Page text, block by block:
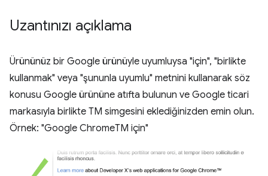
Uzantınızı açıklama
Ürününüz bir Google ürünüyle uyumluysa "için", "birlikte
kullanmak" veya "şununla uyumlu" metnini kullanarak söz
konusu Google ürününe atıfta bulunun ve Google ticari
markasıyla birlikte TM simgesini eklediğinizden emin olun.
Örnek: "Google ChromeTM için"